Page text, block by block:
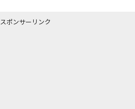
スポンサーリンク